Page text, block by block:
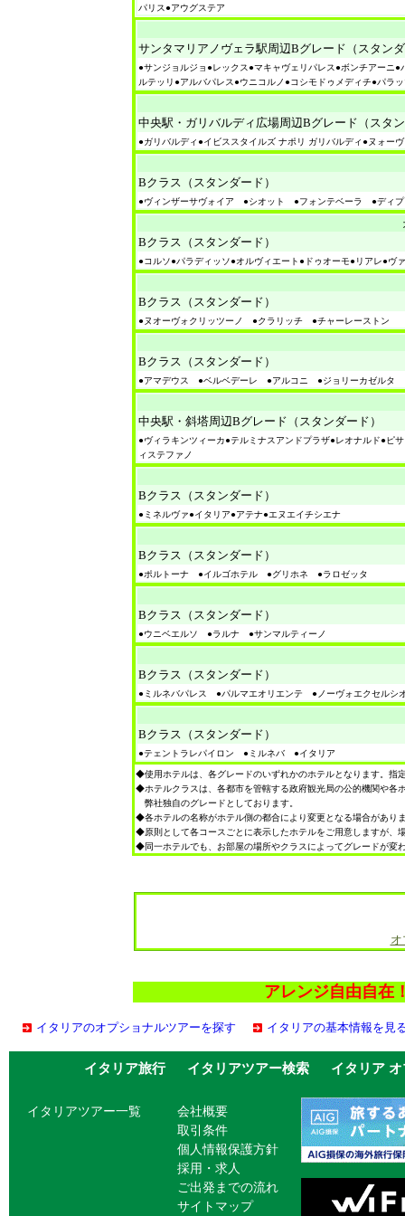
パリス●アウグステア
サンタマリアノヴェラ駅周辺Bグレード（スタン
●サンジョルジョ●レックス●マキャヴェリパレス●ボンチアーニ
ルテッリ●アルバパレス●ウニコルノ●コシモドゥメディチ●パラ
中央駅・ガリバルディ広場周辺Bグレード（スタ
●ガリバルディ●イビススタイルズ ナポリ ガリバルディ●ヌォー
Bクラス（スタンダード）
●ヴィンザーサヴォイア ●シオット ●フォンテベーラ ●ディ
Bクラス（スタンダード）
●コルソ●パラディッソ●オルヴィエート●ドゥオーモ●リアレ●ヴ
Bクラス（スタンダード）
●ヌオーヴォクリッツーノ ●クラリッチ ●チャーレーストン
Bクラス（スタンダード）
●アマデウス ●ベルベデーレ ●アルコニ ●ジョリーカゼルタ
中央駅・斜塔周辺Bグレード（スタンダード）
●ヴィラキンツィーカ●テルミナスアンドプラザ●レオナルド●ピ
ィステファノ
Bクラス（スタンダード）
●ミネルヴァ●イタリア●アテナ●エヌエイチシエナ
Bクラス（スタンダード）
●ポルトーナ ●イルゴホテル ●グリホネ ●ラロゼッタ
Bクラス（スタンダード）
●ウニベエルソ ●ラルナ ●サンマルティーノ
Bクラス（スタンダード）
●ミルネバパレス ●パルマエオリエンテ ●ノーヴォエクセルシ
Bクラス（スタンダード）
●テェントラレパイロン ●ミルネバ ●イタリア
◆使用ホテルは、各グレードのいずれかのホテルとなります。指
◆ホテルクラスは、各都市を管轄する政府観光局の公的機関や各
弊社独自のグレードとしております。
◆各ホテルの名称がホテル側の都合により変更となる場合があり
◆原則として各コースごとに表示したホテルをご用意しますが、
◆同一ホテルでも、お部屋の場所やクラスによってグレードが変
アレンジ自由自在
イタリアのオプショナルツアーを探す イタリアの基本情報を見
イタリア旅行 イタリアツアー検索 イタリア
イタリアツアー一覧
会社概要
取引条件
個人情報保護方針
採用・求人
ご出発までの流れ
サイトマップ